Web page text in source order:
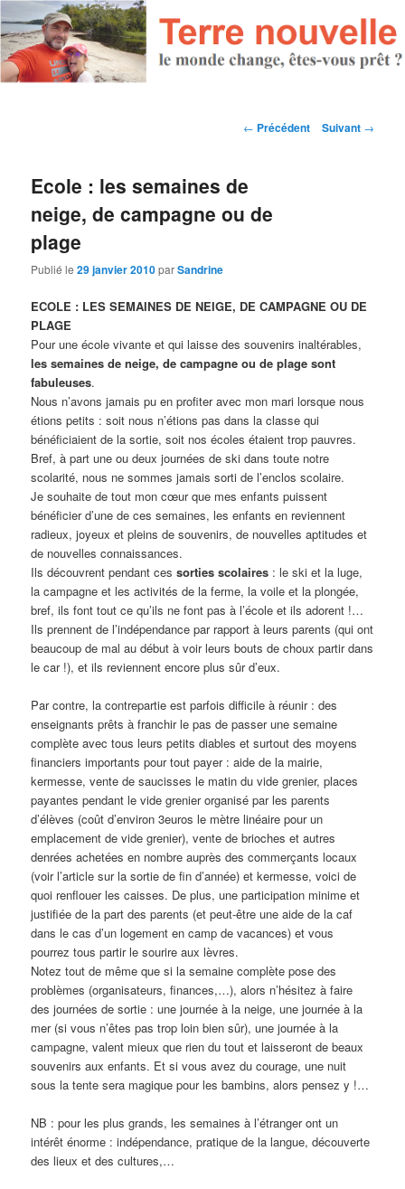
Navigation des articles
← Précédent Suivant →
Ecole : les semaines de
neige, de campagne ou de
plage
Publié le29 janvier 2010parSandrine
ECOLE : LES SEMAINES DE NEIGE, DE CAMPAGNE OU DE
PLAGE
Pour une école vivante et qui laisse des souvenirs inaltérables,
les semaines de neige, de campagne ou de plage sont
fabuleuses.
Nous n’avons jamais pu en profiter avec mon mari lorsque nous
étions petits : soit nous n’étions pas dans la classe qui
bénéficiaient de la sortie, soit nos écoles étaient trop pauvres.
Bref, à part une ou deux journées de ski dans toute notre
scolarité, nous ne sommes jamais sorti de l’enclos scolaire.
Je souhaite de tout mon cœur que mes enfants puissent
bénéficier d’une de ces semaines, les enfants en reviennent
radieux, joyeux et pleins de souvenirs, de nouvelles aptitudes et
de nouvelles connaissances.
Ils découvrent pendant cessorties scolaires : le ski et la luge,
la campagne et les activités de la ferme, la voile et la plongée,
bref, ils font tout ce qu’ils ne font pas à l’école et ils adorent !…
Ils prennent de l’indépendance par rapport à leurs parents (qui ont
beaucoup de mal au début à voir leurs bouts de choux partir dans
le car !), et ils reviennent encore plus sûr d’eux.
Par contre, la contrepartie est parfois difficile à réunir : des
enseignants prêts à franchir le pas de passer une semaine
complète avec tous leurs petits diables et surtout des moyens
financiers importants pour tout payer : aide de la mairie,
kermesse, vente de saucisses le matin du vide grenier, places
payantes pendant le vide grenier organisé par les parents
d’élèves (coût d’environ 3euros le mètre linéaire pour un
emplacement de vide grenier), vente de brioches et autres
denrées achetées en nombre auprès des commerçants locaux
(voir l’article sur la sortie de fin d’année) et kermesse, voici de
quoi renflouer les caisses. De plus, une participation minime et
justifiée de la part des parents (et peut-être une aide de la caf
dans le cas d’un logement en camp de vacances) et vous
pourrez tous partir le sourire aux lèvres.
Notez tout de même que si la semaine complète pose des
problèmes (organisateurs, finances,…), alors n’hésitez à faire
des journées de sortie : une journée à la neige, une journée à la
mer (si vous n’êtes pas trop loin bien sûr), une journée à la
campagne, valent mieux que rien du tout et laisseront de beaux
souvenirs aux enfants. Et si vous avez du courage, une nuit
sous la tente sera magique pour les bambins, alors pensez y !…
NB : pour les plus grands, les semaines à l’étranger ont un
intérêt énorme : indépendance, pratique de la langue, découverte
des lieux et des cultures,…